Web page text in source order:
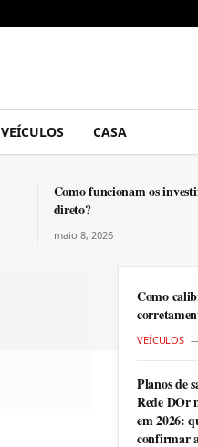
VEÍCULOS CASA
Como funcionam os
direto?
maio 8, 2026
Como
VEÍCULOS
Planos de
Rede DOr
em 2026:
confirmar